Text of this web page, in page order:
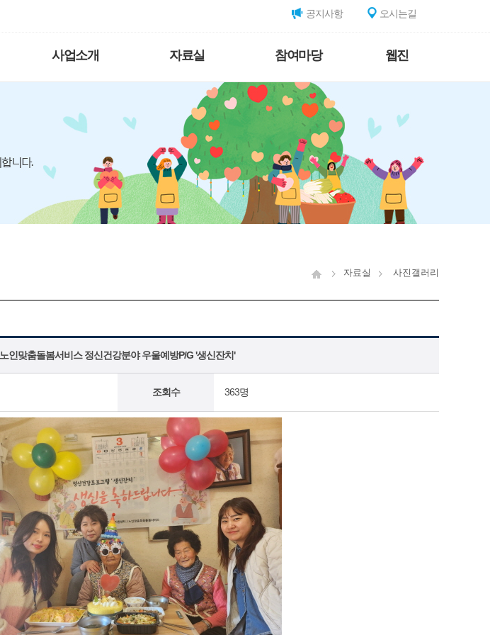
공지사항 오시는길
사업소개 자료실 참여마당 웹진
자료실 사진갤러리
노인맞춤돌봄서비스 정신건강분야 우울예방P/G '생신잔치'
조회수 363명